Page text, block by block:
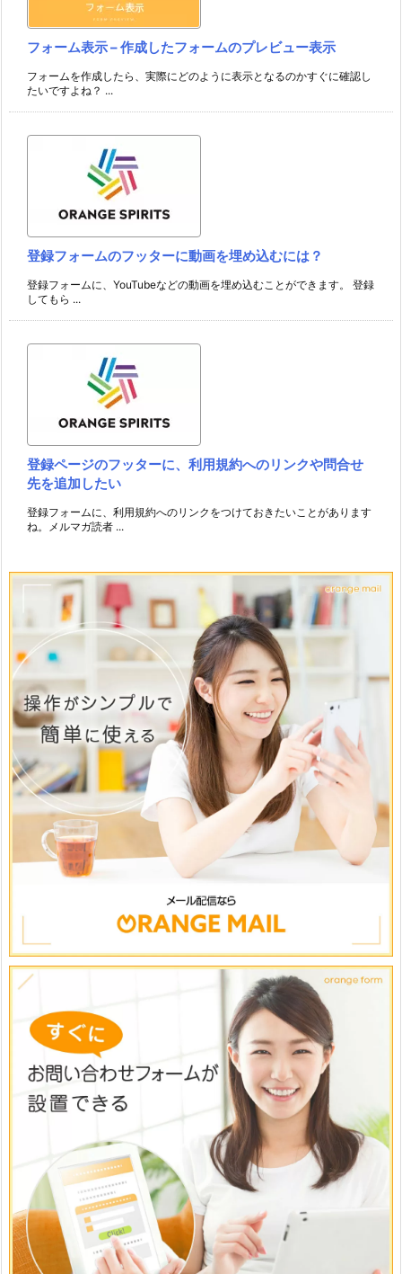
フォーム表示 – 作成したフォームのプレビュー表示
フォームを作成したら、実際にどのように表示となるのかすぐに確認し
たいですよね？ ...
登録フォームのフッターに動画を埋め込むには？
登録フォームに、YouTubeなどの動画を埋め込むことができます。 登録
してもら ...
登録ページのフッターに、利用規約へのリンクや問合せ
先を追加したい
登録フォームに、利用規約へのリンクをつけておきたいことがあります
ね。メルマガ読者 ...